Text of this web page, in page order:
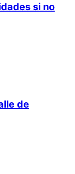
si no
de